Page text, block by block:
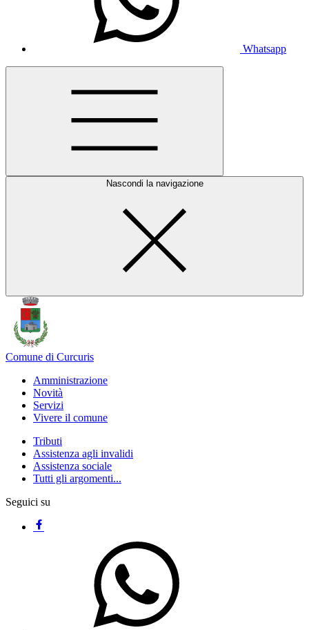
Whatsapp
Nascondi la navigazione
Comune di Curcuris
Amministrazione
Novità
Servizi
Vivere il comune
Tributi
Assistenza agli invalidi
Assistenza sociale
Tutti gli argomenti...
Seguici su